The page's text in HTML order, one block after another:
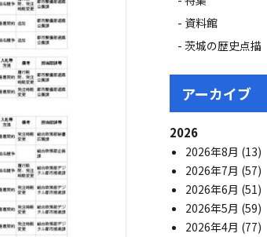
資料館
茨城の歴史点描
アーカイブ
2026
2026年8月 (13)
2026年7月 (57)
2026年6月 (51)
2026年5月 (59)
2026年4月 (77)